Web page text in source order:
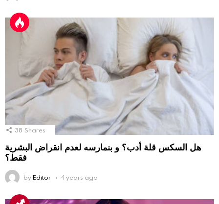
38 Shares
هل السكس قلة أدب؟ و بنمارسه لعدم انقراض البشرية
فقط؟
byEditor 4 years ago